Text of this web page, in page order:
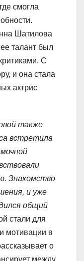
смогла
Шатилова
талант был
С
и она стала
актрис
также
встретила
Знакомство
и уже
общий
стали для
мотивации в
о